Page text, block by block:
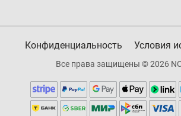
Конфиденциальность Условия
Все права защищены © 2026